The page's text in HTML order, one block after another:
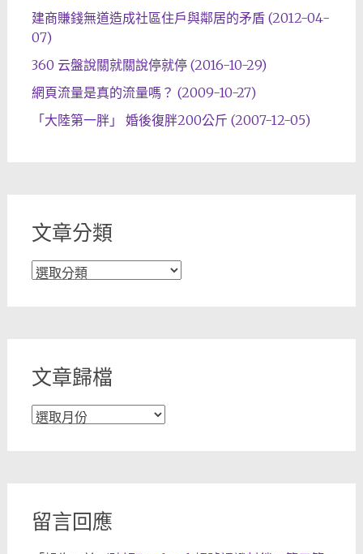
建商賺錢無道造成社區住戶與鄰居的矛盾 (2012-04-
07)
360 云盤說關就關說停就停 (2016-10-29)
網頁流量是真的流量嗎？ (2009-10-27)
「大陸第一胖」 婚後復胖200公斤 (2007-12-05)
文章分類
文
文章歸檔
文
留言回應